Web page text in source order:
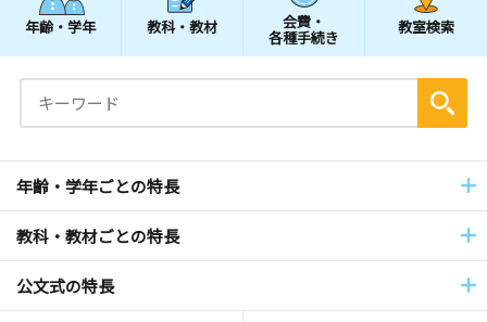
年齢・学年 教科・教材 会費・
各種手続き
教室検索
年齢・学年ごとの特長
教科・教材ごとの特長
公文式の特長